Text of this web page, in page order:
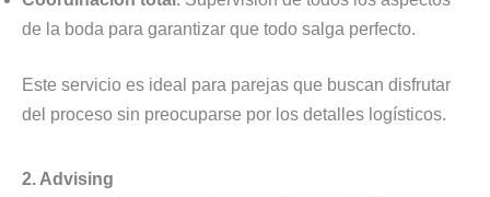
de la boda para garantizar que todo salga perfecto.
Este servicio es ideal para parejas que buscan disfrutar
del proceso sin preocuparse por los detalles logísticos.
2. Advising